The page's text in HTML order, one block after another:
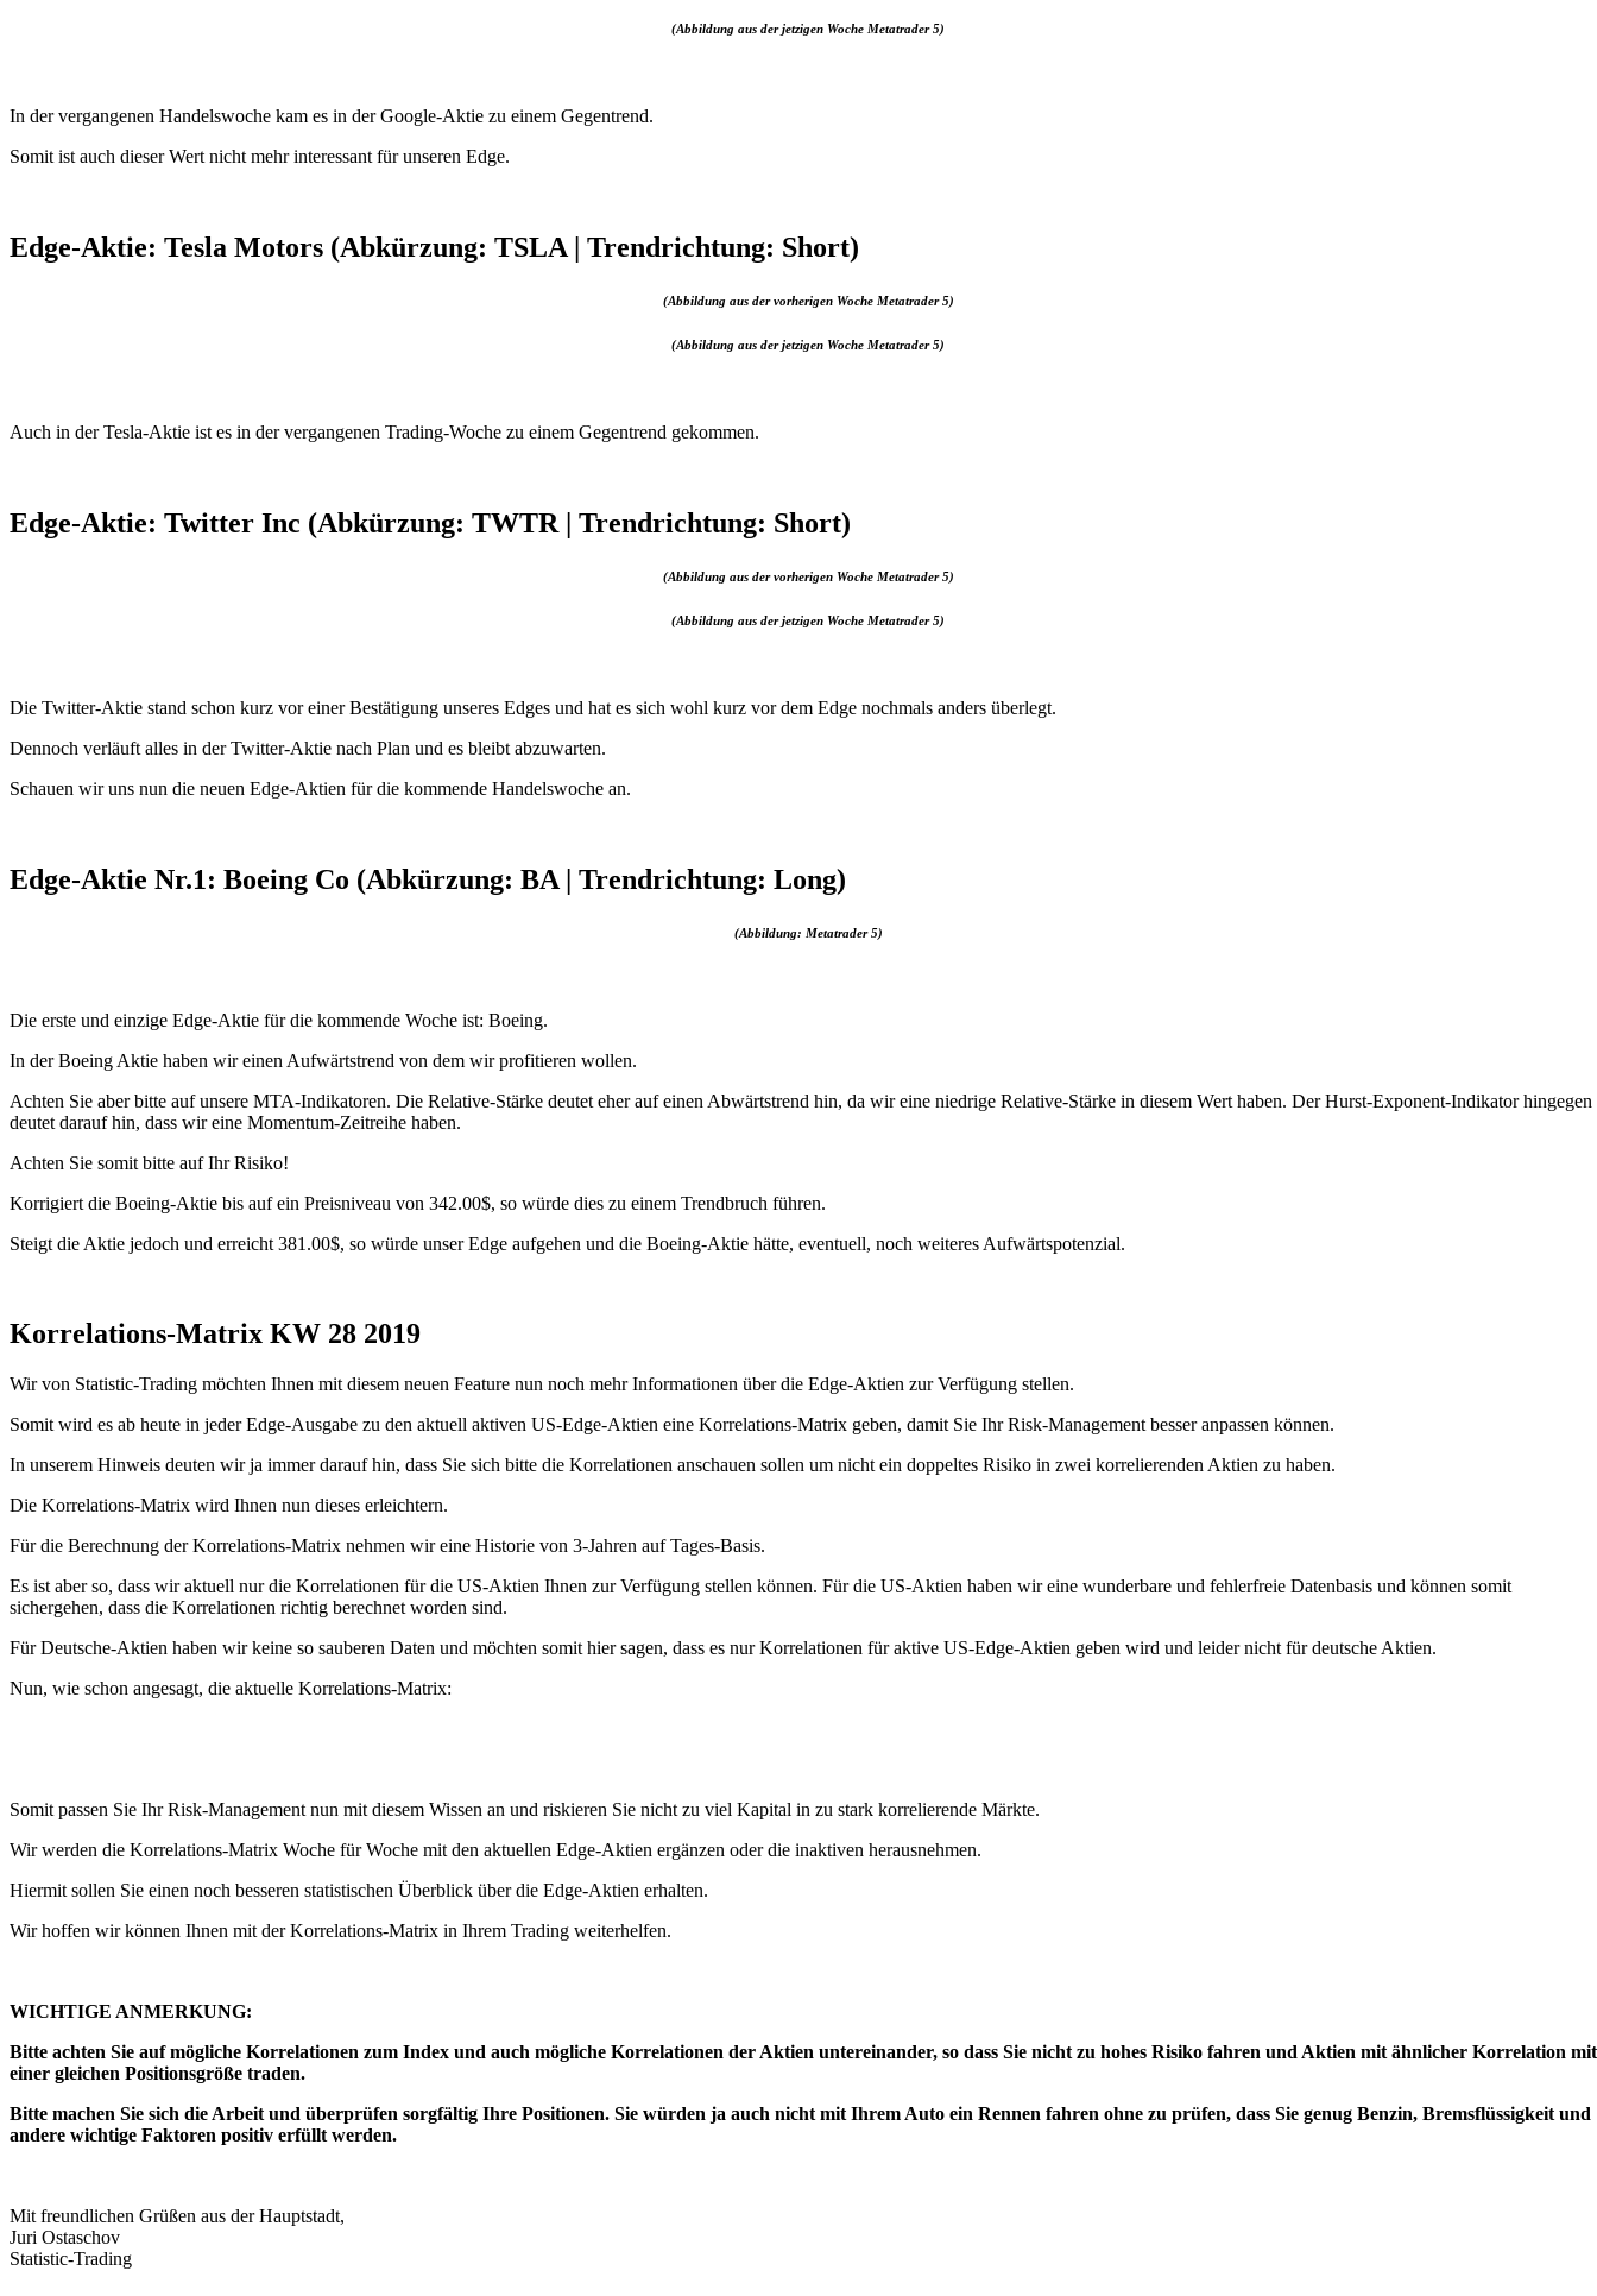
(Abbildung aus der jetzigen Woche Metatrader 5)
In der vergangenen Handelswoche kam es in der Google-Aktie zu einem Gegentrend.
Somit ist auch dieser Wert nicht mehr interessant für unseren Edge.
Edge-Aktie: Tesla Motors (Abkürzung: TSLA | Trendrichtung: Short)
(Abbildung aus der vorherigen Woche Metatrader 5)
(Abbildung aus der jetzigen Woche Metatrader 5)
Auch in der Tesla-Aktie ist es in der vergangenen Trading-Woche zu einem Gegentrend gekommen.
Edge-Aktie: Twitter Inc (Abkürzung: TWTR | Trendrichtung: Short)
(Abbildung aus der vorherigen Woche Metatrader 5)
(Abbildung aus der jetzigen Woche Metatrader 5)
Die Twitter-Aktie stand schon kurz vor einer Bestätigung unseres Edges und hat es sich wohl kurz vor dem Edge nochmals anders überlegt.
Dennoch verläuft alles in der Twitter-Aktie nach Plan und es bleibt abzuwarten.
Schauen wir uns nun die neuen Edge-Aktien für die kommende Handelswoche an.
Edge-Aktie Nr.1: Boeing Co (Abkürzung: BA | Trendrichtung: Long)
(Abbildung: Metatrader 5)
Die erste und einzige Edge-Aktie für die kommende Woche ist: Boeing.
In der Boeing Aktie haben wir einen Aufwärtstrend von dem wir profitieren wollen.
Achten Sie aber bitte auf unsere MTA-Indikatoren. Die Relative-Stärke deutet eher auf einen Abwärtstrend hin, da wir eine niedrige Relative-Stärke in diesem Wert haben. Der Hurst-Exponent-Indikator hingegen
deutet darauf hin, dass wir eine Momentum-Zeitreihe haben.
Achten Sie somit bitte auf Ihr Risiko!
Korrigiert die Boeing-Aktie bis auf ein Preisniveau von 342.00$, so würde dies zu einem Trendbruch führen.
Steigt die Aktie jedoch und erreicht 381.00$, so würde unser Edge aufgehen und die Boeing-Aktie hätte, eventuell, noch weiteres Aufwärtspotenzial.
Korrelations-Matrix KW 28 2019
Wir von Statistic-Trading möchten Ihnen mit diesem neuen Feature nun noch mehr Informationen über die Edge-Aktien zur Verfügung stellen.
Somit wird es ab heute in jeder Edge-Ausgabe zu den aktuell aktiven US-Edge-Aktien eine Korrelations-Matrix geben, damit Sie Ihr Risk-Management besser anpassen können.
In unserem Hinweis deuten wir ja immer darauf hin, dass Sie sich bitte die Korrelationen anschauen sollen um nicht ein doppeltes Risiko in zwei korrelierenden Aktien zu haben.
Die Korrelations-Matrix wird Ihnen nun dieses erleichtern.
Für die Berechnung der Korrelations-Matrix nehmen wir eine Historie von 3-Jahren auf Tages-Basis.
Es ist aber so, dass wir aktuell nur die Korrelationen für die US-Aktien Ihnen zur Verfügung stellen können. Für die US-Aktien haben wir eine wunderbare und fehlerfreie Datenbasis und können somit
sichergehen, dass die Korrelationen richtig berechnet worden sind.
Für Deutsche-Aktien haben wir keine so sauberen Daten und möchten somit hier sagen, dass es nur Korrelationen für aktive US-Edge-Aktien geben wird und leider nicht für deutsche Aktien.
Nun, wie schon angesagt, die aktuelle Korrelations-Matrix:
Somit passen Sie Ihr Risk-Management nun mit diesem Wissen an und riskieren Sie nicht zu viel Kapital in zu stark korrelierende Märkte.
Wir werden die Korrelations-Matrix Woche für Woche mit den aktuellen Edge-Aktien ergänzen oder die inaktiven herausnehmen.
Hiermit sollen Sie einen noch besseren statistischen Überblick über die Edge-Aktien erhalten.
Wir hoffen wir können Ihnen mit der Korrelations-Matrix in Ihrem Trading weiterhelfen.
WICHTIGE ANMERKUNG:
Bitte achten Sie auf mögliche Korrelationen zum Index und auch mögliche Korrelationen der Aktien untereinander, so dass Sie nicht zu hohes Risiko fahren und Aktien mit ähnlicher Korrelation mit
einer gleichen Positionsgröße traden.
Bitte machen Sie sich die Arbeit und überprüfen sorgfältig Ihre Positionen. Sie würden ja auch nicht mit Ihrem Auto ein Rennen fahren ohne zu prüfen, dass Sie genug Benzin, Bremsflüssigkeit und
andere wichtige Faktoren positiv erfüllt werden.
Mit freundlichen Grüßen aus der Hauptstadt,
Juri Ostaschov
Statistic-Trading